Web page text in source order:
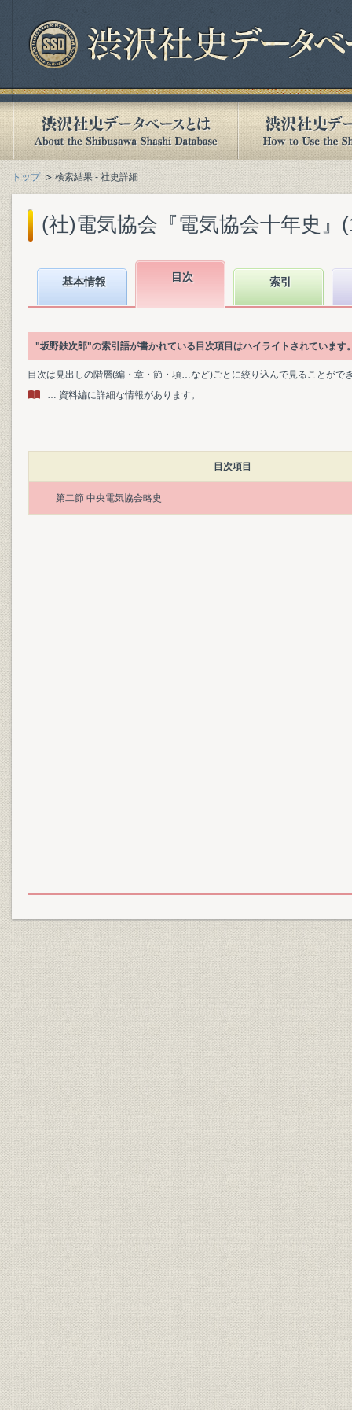
トップ 検索結果 - 社史詳細
(社)電気協会『電気協会十年史』
基本情報 目次 索引
"坂野鉄次郎"の索引語が書かれている目次項目はハイライトされています
目次は見出しの階層(編・章・節・項…など)ごとに絞り込んで見ることがで
… 資料編に詳細な情報があります。
目次項目
第二節 中央電気協会略史